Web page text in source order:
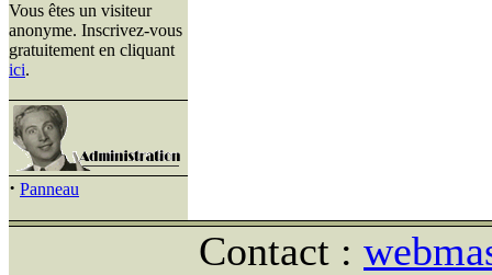
Vous êtes un visiteur
anonyme. Inscrivez-vous
gratuitement en cliquant
ici.
· Panneau
Contact :